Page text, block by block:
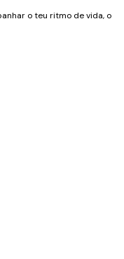
o teu ritmo de vida, o